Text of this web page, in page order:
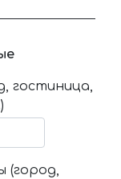
гостиница,
(город,